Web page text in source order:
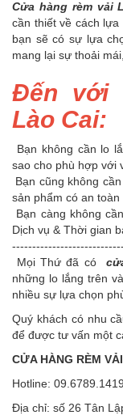
Cửa hàng rèm vải
cần thiết về cách
bạn sẽ có sự lựa
mang lại sự thoải
Đến với
Lào Cai:
Bạn không cần lo
sao cho phù hợp với
Bạn cũng không
sản phẩm có an
Bạn càng không
Dịch vụ & Thời gian
Mọi Thứ đã có
những lo lắng trên
nhiều sự lựa chọn
Quý khách có nhu
để được tư vấn một
CỬA HÀNG RÈM
Hotline:
Địa chỉ: số 26 Tân